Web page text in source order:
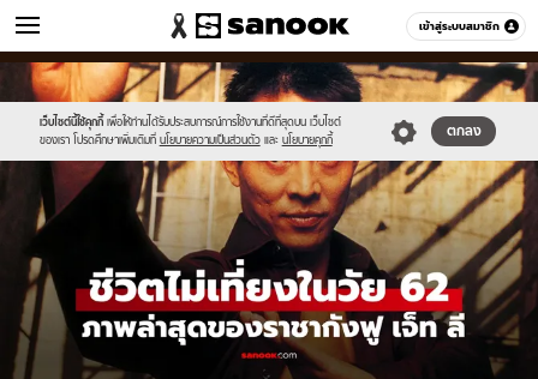
เข้าสู่ระบบสมาชิก
ข่าว หมวดอื่นๆ
เว็บไซต์นี้ใช้คุกกี้ เพื่อให้ท่านได้รับประสบการณ์การใช้งานที่ดีที่สุดบน เว็บไซต์
ของเรา โปรดศึกษาเพิ่มเติมที่ นโยบายความเป็นส่วนตัว และ นโยบายคุกกี้
ตกลง
Sanook
//s.isanook.com/sr/0/images/logo-
new-
sanook.png
600
60
//s.isanook.com/ns/0/ud/1966/9830218/new-
thumbnail1200x720_v2-
20.jpg